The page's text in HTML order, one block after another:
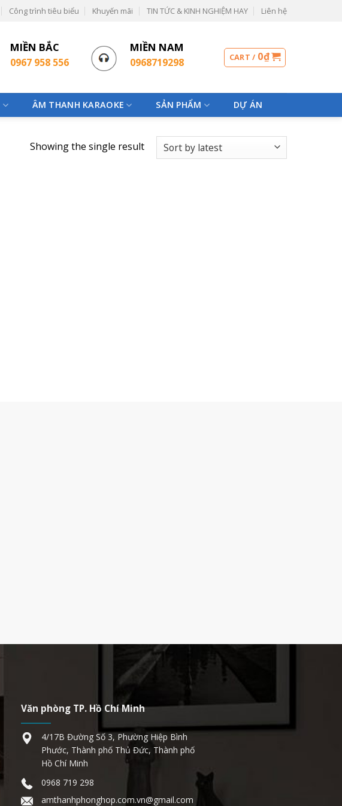
Công trình tiêu biểu Khuyến mãi TIN TỨC & KINH NGHIỆM HAY Liên hệ
MIỀN BẮC
0967 958 556
MIỀN NAM
0968719298 CART / 0₫
ÂM THANH KARAOKE SẢN PHẨM DỰ ÁN
Showing the single result
Văn phòng TP. Hồ Chí Minh
4/17B Đường Số 3, Phường Hiệp Bình
Phước, Thành phố Thủ Đức, Thành phố
Hồ Chí Minh
0968 719 298
amthanhphonghop.com.vn@gmail.com